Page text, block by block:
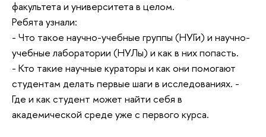
факультета и университета в целом.
Ребята узнали:
- Что такое научно-учебные группы (НУГи) и научно-
учебные лаборатории (НУЛы) и как в них попасть.
- Кто такие научные кураторы и как они помогают
студентам делать первые шаги в исследованиях. -
Где и как студент может найти себя в
академической среде уже с первого курса.